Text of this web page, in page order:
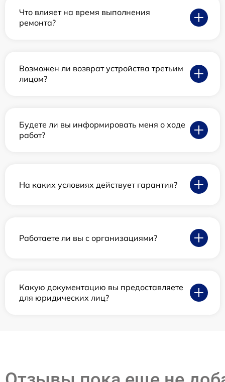
Что влияет на время выполнения
ремонта?
Возможен ли возврат устройства третьим
лицом?
Будете ли вы информировать меня о ходе
работ?
На каких условиях действует гарантия?
Работаете ли вы с организациями?
Какую документацию вы предоставляете
для юридических лиц?